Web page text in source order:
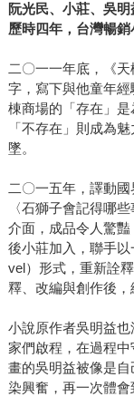
阮光民、小莊、吳
歷時四年，台灣暢
二〇一一年底，《
字，寫下與他童年
棟商場的「存在」
「不存在」則成為
墜。
二〇一五年，譯動
〈石獅子會記得哪
介面，成品令人驚
後小莊加入，聯手
vel）形式，重新詮
釋、改編與創作後，
小說原作者吳明益
家們啟程，在過程
畫的吳明益被像是
染興奮，再一次體會